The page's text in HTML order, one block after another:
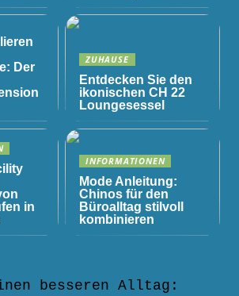
Der
ZUHAUSE
Entdecken Sie den
ikonischen CH 22
Loungesessel
in
INFORMATIONEN
Mode Anleitung:
Chinos für den
Büroalltag stilvoll
kombinieren
besseren Alltag: